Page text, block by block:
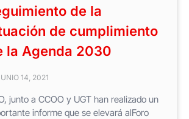
de la
de cumplimiento
la Agenda 2030
14, 2021
junto a CCOO y UGT han realizado un
informe que se elevará alForo